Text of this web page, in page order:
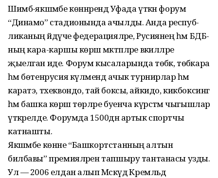
Шимбә-якшәмбе көннәрендә Уфада үткән форум
“Динамо” стадионында ачылды. Анда респуб­
ликаның әйдәүче феде­ра­цияләре, Русия­нең һәм БДБ­
ның кара-каршы көрәш мәктәп­ләре вәкилләре
җыелган иде. Форум кысаларын­да тө­бәк, тө­бәкара
һәм бөтен­русия күләмен­дә ачык турнирлар һәм
каратэ, тхеквондо, тай боксы, айкидо, кикбоксинг
һәм башка көрәш төрләре буенча күрсәт­мә чыгышлар
үткәрелде. Форумда 1500дән артык спортчы
катнашты.
Якшәмбе көнне “Башкорт­стан­ның алтын
билбавы” пре­мия­лә­рен тапшы­ру тантанасы узды.
Ул — 2006 елдан алып Мәскәүдә Кремльдә